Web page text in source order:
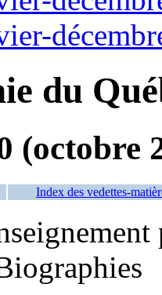
du
(octobre
Index des vedettes-